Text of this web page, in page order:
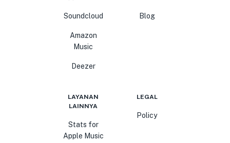
Soundcloud
Amazon
Music
Deezer
Blog
LAYANAN
LAINNYA
Stats for
Apple Music
LEGAL
Policy